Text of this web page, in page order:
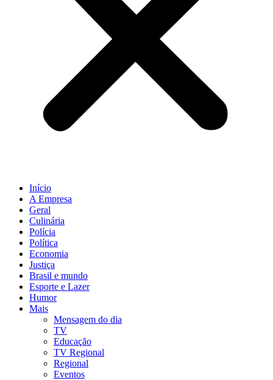
Início
A Empresa
Geral
Culinária
Polícia
Política
Economia
Justiça
Brasil e mundo
Esporte e Lazer
Humor
Mais
Mensagem do dia
TV
Educação
TV Regional
Regional
Eventos